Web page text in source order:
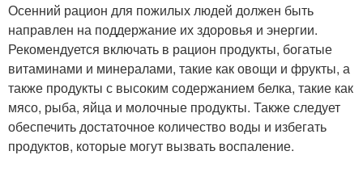
Осенний рацион для пожилых людей должен быть
направлен на поддержание их здоровья и энергии.
Рекомендуется включать в рацион продукты, богатые
витаминами и минералами, такие как овощи и фрукты, а
также продукты с высоким содержанием белка, такие как
мясо, рыба, яйца и молочные продукты. Также следует
обеспечить достаточное количество воды и избегать
продуктов, которые могут вызвать воспаление.